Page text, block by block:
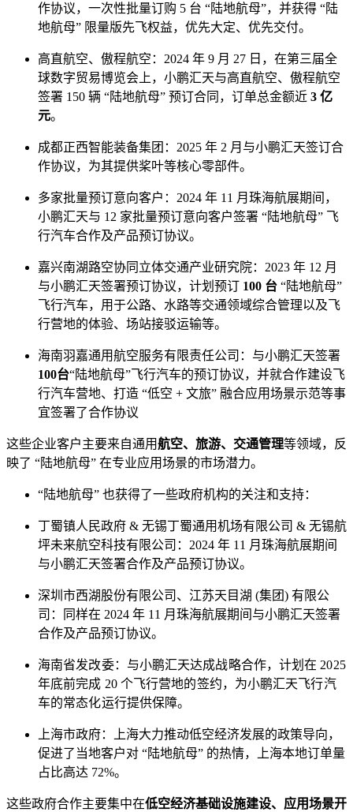
作协议，一次性批量订购 5 台 “陆地航母”，并获得 “陆
地航母” 限量版先飞权益，优先大定、优先交付。
高直航空、傲程航空：2024 年 9 月 27 日，在第三届全
球数字贸易博览会上，小鹏汇天与高直航空、傲程航空
签署 150 辆 “陆地航母” 预订合同，订单总金额近 3 亿
元。
成都正西智能装备集团：2025 年 2 月与小鹏汇天签订合
作协议，为其提供桨叶等核心零部件。
多家批量预订意向客户：2024 年 11 月珠海航展期间，
小鹏汇天与 12 家批量预订意向客户签署 “陆地航母” 飞
行汽车合作及产品预订协议。
嘉兴南湖路空协同立体交通产业研究院：2023 年 12 月
与小鹏汇天签署预订协议，计划预订 100 台 “陆地航母”
飞行汽车，用于公路、水路等交通领域综合管理以及飞
行营地的体验、场站接驳运输等。
海南羽嘉通用航空服务有限责任公司：与小鹏汇天签署
100台“陆地航母”飞行汽车的预订协议，并就合作建设飞
行汽车营地、打造 “低空 + 文旅” 融合应用场景示范等事
宜签署了合作协议
这些企业客户主要来自通用航空、旅游、交通管理等领域，反
映了 “陆地航母” 在专业应用场景的市场潜力。
“陆地航母” 也获得了一些政府机构的关注和支持：
丁蜀镇人民政府 & 无锡丁蜀通用机场有限公司 & 无锡航
坪未来航空科技有限公司：2024 年 11 月珠海航展期间
与小鹏汇天签署合作及产品预订协议。
深圳市西湖股份有限公司、江苏天目湖 (集团) 有限公
司：同样在 2024 年 11 月珠海航展期间与小鹏汇天签署
合作及产品预订协议。
海南省发改委：与小鹏汇天达成战略合作，计划在 2025
年底前完成 20 个飞行营地的签约，为小鹏汇天飞行汽
车的常态化运行提供保障。
上海市政府：上海大力推动低空经济发展的政策导向，
促进了当地客户对 “陆地航母” 的热情，上海本地订单量
占比高达 72%。
这些政府合作主要集中在低空经济基础设施建设、应用场景开